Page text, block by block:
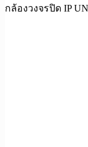
กล้องวงจรปิด IP